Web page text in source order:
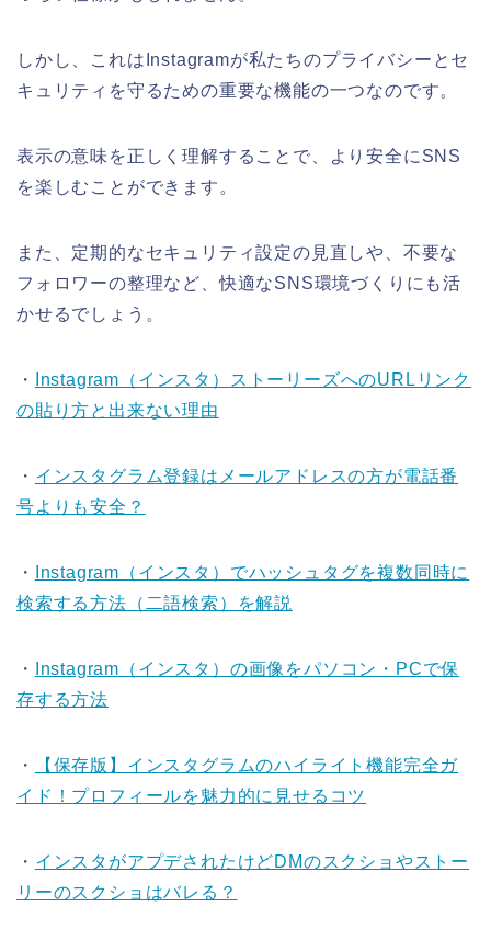
しかし、これはInstagramが私たちのプライバシーとセ
キュリティを守るための重要な機能の一つなのです。
表示の意味を正しく理解することで、より安全にSNS
を楽しむことができます。
また、定期的なセキュリティ設定の見直しや、不要な
フォロワーの整理など、快適なSNS環境づくりにも活
かせるでしょう。
・
Instagram（インスタ）ストーリーズへのURLリンク
の貼り方と出来ない理由
・ インスタグラム登録はメールアドレスの方が電話番
号よりも安全？
・
Instagram（インスタ）でハッシュタグを複数同時に
検索する方法（二語検索）を解説
・
Instagram（インスタ）の画像をパソコン・PCで保
存する方法
・
【保存版】インスタグラムのハイライト機能完全ガ
イド！プロフィールを魅力的に見せるコツ
・ インスタがアプデされたけどDMのスクショやストー
リーのスクショはバレる？